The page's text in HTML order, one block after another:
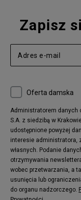
Zapisz
Oferta damska
Administratorem danych
S.A. z siedzibą w
udostępnione powyżej
interesie administratora,
własnych. Podanie
otrzymywania
wobec przetwarzania, a
usunięcia lub
do organu nadzorczego.